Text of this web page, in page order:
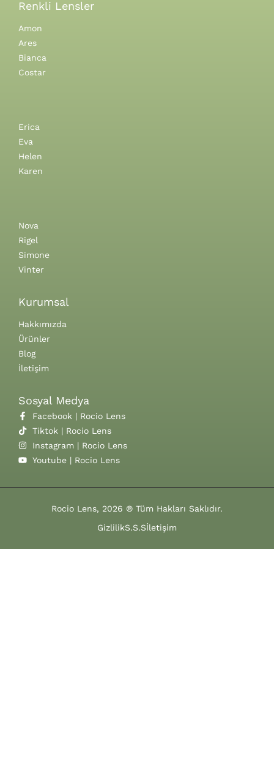
Renkli Lensler
Amon
Ares
Bianca
Costar
Erica
Eva
Helen
Karen
Nova
Rigel
Simone
Vinter
Kurumsal
Hakkımızda
Ürünler
Blog
İletişim
Sosyal Medya
Facebook | Rocio Lens
Tiktok | Rocio Lens
Instagram | Rocio Lens
Youtube | Rocio Lens
Rocio Lens, 2026 ® Tüm Hakları Saklıdır.
GizlilikS.S.Sİletişim